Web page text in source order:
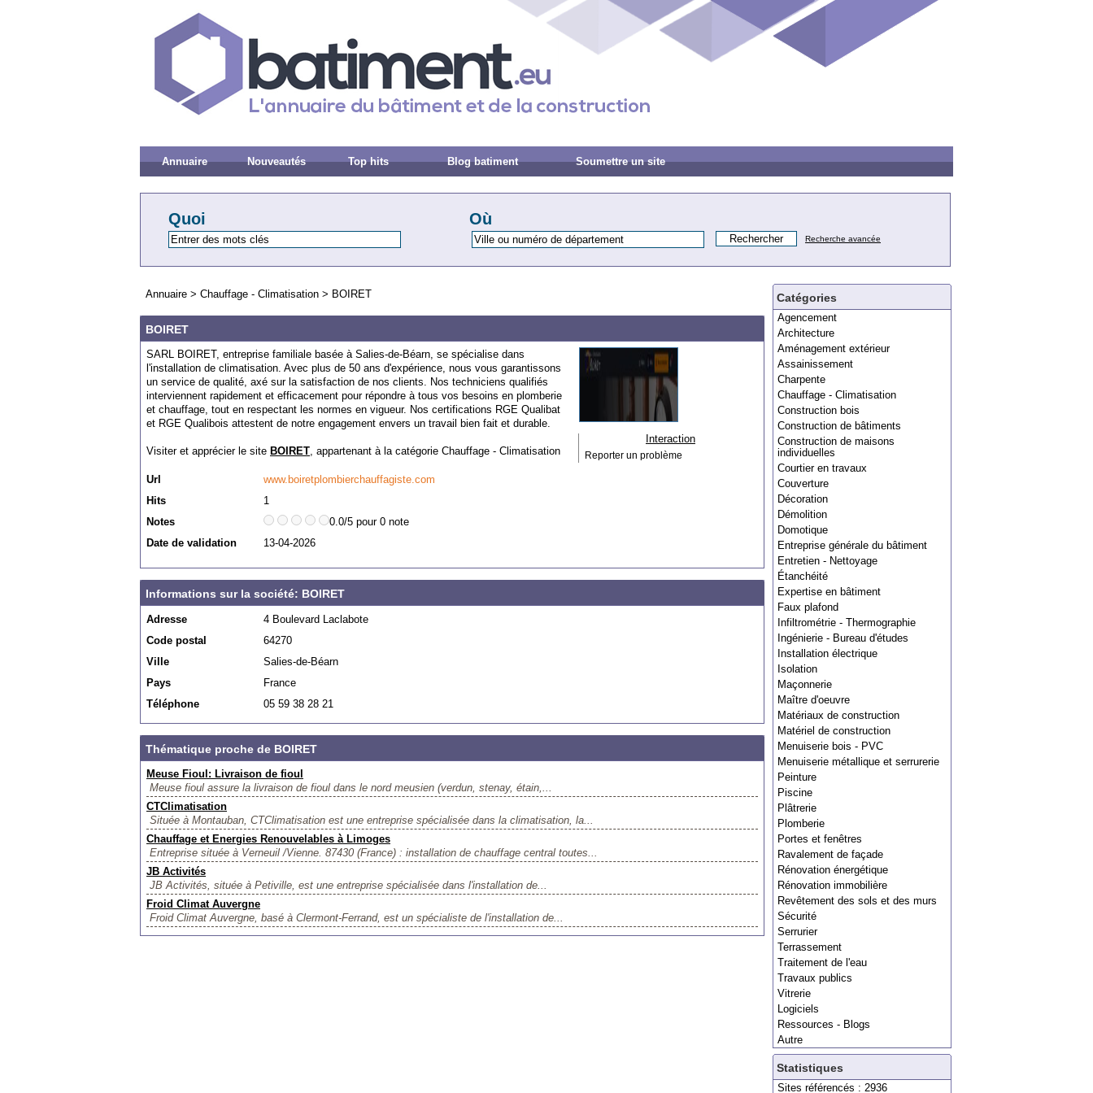
Annuaire Nouveautés Top hits Blog batiment Soumettre un site
Quoi Où
Recherche avancée
Catégories
Agencement
Architecture
Aménagement extérieur
Assainissement
Charpente
Chauffage - Climatisation
Construction bois
Construction de bâtiments
Construction de maisons
individuelles
Courtier en travaux
Couverture
Décoration
Démolition
Domotique
Entreprise générale du bâtiment
Entretien - Nettoyage
Étanchéité
Expertise en bâtiment
Faux plafond
Infiltrométrie - Thermographie
Ingénierie - Bureau d'études
Installation électrique
Isolation
Maçonnerie
Maître d'oeuvre
Matériaux de construction
Matériel de construction
Menuiserie bois - PVC
Menuiserie métallique et serrurerie
Peinture
Piscine
Plâtrerie
Plomberie
Portes et fenêtres
Ravalement de façade
Rénovation énergétique
Rénovation immobilière
Revêtement des sols et des murs
Sécurité
Serrurier
Terrassement
Traitement de l'eau
Travaux publics
Vitrerie
Logiciels
Ressources - Blogs
Autre
Statistiques
Sites référencés : 2936
Annuaire > Chauffage - Climatisation > BOIRET
BOIRET
SARL BOIRET, entreprise familiale basée à Salies-de-Béarn, se spécialise dans
l'installation de climatisation. Avec plus de 50 ans d'expérience, nous vous garantissons
un service de qualité, axé sur la satisfaction de nos clients. Nos techniciens qualifiés
interviennent rapidement et efficacement pour répondre à tous vos besoins en plomberie
et chauffage, tout en respectant les normes en vigueur. Nos certifications RGE Qualibat
et RGE Qualibois attestent de notre engagement envers un travail bien fait et durable.
Visiter et apprécier le site BOIRET, appartenant à la catégorie Chauffage - Climatisation
Url
www.boiretplombierchauffagiste.com
Hits
1
Notes
0.0/5 pour 0 note
Date de validation
13-04-2026
Interaction
Reporter un problème
Informations sur la société: BOIRET
Adresse
4 Boulevard Laclabote
Code postal
64270
Ville
Salies-de-Béarn
Pays
France
Téléphone
05 59 38 28 21
Thématique proche de BOIRET
Meuse Fioul: Livraison de fioul
Meuse fioul assure la livraison de fioul dans le nord meusien (verdun, stenay, étain,...
CTClimatisation
Située à Montauban, CTClimatisation est une entreprise spécialisée dans la climatisation, la...
Chauffage et Energies Renouvelables à Limoges
Entreprise située à Verneuil /Vienne. 87430 (France) : installation de chauffage central toutes...
JB Activités
JB Activités, située à Petiville, est une entreprise spécialisée dans l'installation de...
Froid Climat Auvergne
Froid Climat Auvergne, basé à Clermont-Ferrand, est un spécialiste de l'installation de...